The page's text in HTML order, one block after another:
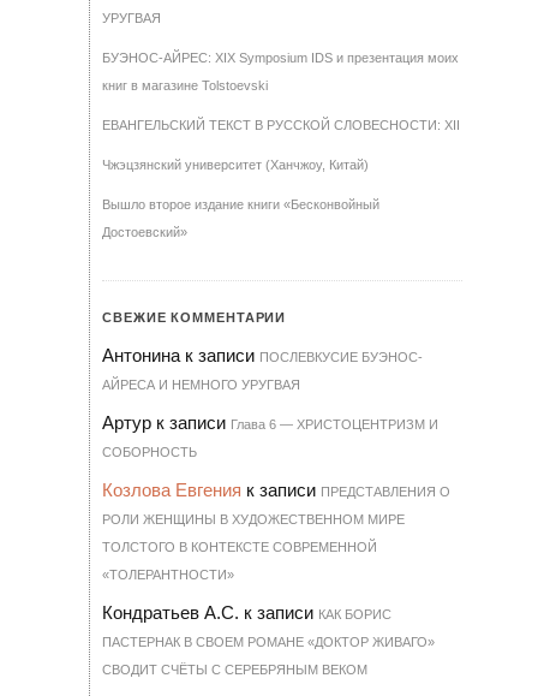
УРУГВАЯ
БУЭНОС-АЙРЕС: XIX Symposium IDS и презентация моих
книг в магазине Tolstoevski
ЕВАНГЕЛЬСКИЙ ТЕКСТ В РУССКОЙ СЛОВЕСНОСТИ: XII
Чжэцзянский университет (Ханчжоу, Китай)
Вышло второе издание книги «Бесконвойный
Достоевский»
СВЕЖИЕ КОММЕНТАРИИ
Антонина к записи ПОСЛЕВКУСИЕ БУЭНОС-
АЙРЕСА И НЕМНОГО УРУГВАЯ
Артур к записи Гла­ва 6 — ХРИ­С­ТО­ЦЕН­Т­РИЗМ И
СО­БОР­НОСТЬ
Козлова Евгения к записи ПРЕДСТАВЛЕНИЯ О
РОЛИ ЖЕНЩИНЫ В ХУДОЖЕСТВЕННОМ МИРЕ
ТОЛСТОГО В КОНТЕКСТЕ СОВРЕМЕННОЙ
«ТОЛЕРАНТНОСТИ»
Кондратьев А.С. к записи КАК БОРИС
ПАСТЕРНАК В СВОЕМ РОМАНЕ «ДОКТОР ЖИВАГО»
СВОДИТ СЧЁТЫ С СЕРЕБРЯНЫМ ВЕКОМ